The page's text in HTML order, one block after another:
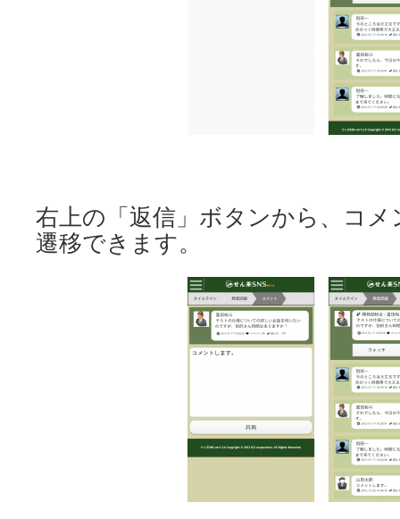
右上の「返信」ボタンから、コ
遷移できます。